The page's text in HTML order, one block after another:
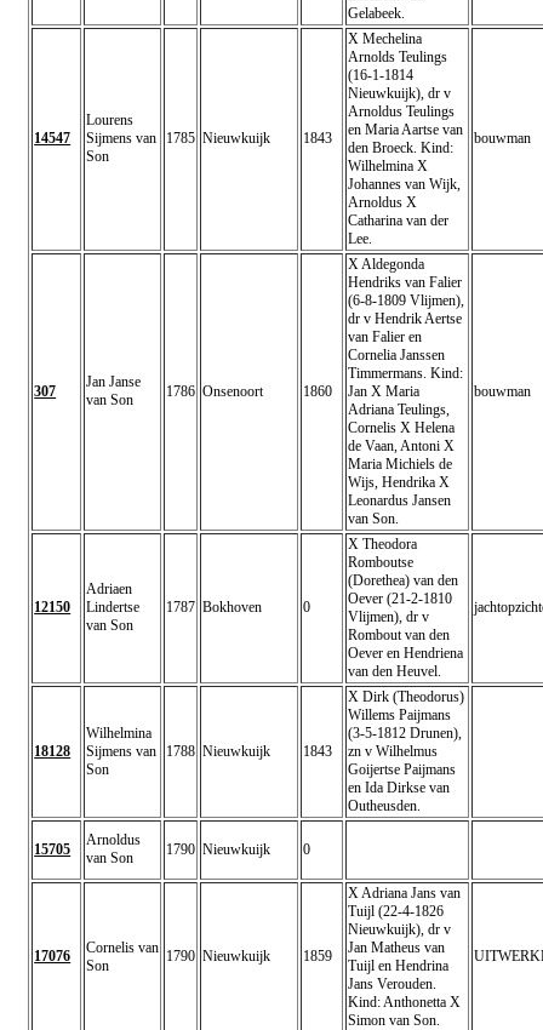
Gelabeek.
14547
Lourens
Sijmens van
Son
1785 Nieuwkuijk 1843
X Mechelina
Arnolds Teulings
(16-1-1814
Nieuwkuijk), dr v
Arnoldus Teulings
en Maria Aartse van
den Broeck. Kind:
Wilhelmina X
Johannes van Wijk,
Arnoldus X
Catharina van der
Lee.
bouwman
307
Jan Janse
van Son
1786 Onsenoort 1860
X Aldegonda
Hendriks van Falier
(6-8-1809 Vlijmen),
dr v Hendrik Aertse
van Falier en
Cornelia Janssen
Timmermans. Kind:
Jan X Maria
Adriana Teulings,
Cornelis X Helena
de Vaan, Antoni X
Maria Michiels de
Wijs, Hendrika X
Leonardus Jansen
van Son.
bouwman
12150
Adriaen
Lindertse
van Son
1787 Bokhoven 0
X Theodora
Romboutse
(Dorethea) van den
Oever (21-2-1810
Vlijmen), dr v
Rombout van den
Oever en Hendriena
van den Heuvel.
18128
Wilhelmina
Sijmens van
Son
1788 Nieuwkuijk 1843
X Dirk (Theodorus)
Willems Paijmans
(3-5-1812 Drunen),
zn v Wilhelmus
Goijertse Paijmans
en Ida Dirkse van
Outheusden.
15705
Arnoldus
van Son
1790 Nieuwkuijk 0
17076
Cornelis van
Son
1790 Nieuwkuijk 1859
X Adriana Jans van
Tuijl (22-4-1826
Nieuwkuijk), dr v
Jan Matheus van
Tuijl en Hendrina
Jans Verouden.
Kind: Anthonetta X
Simon van Son.